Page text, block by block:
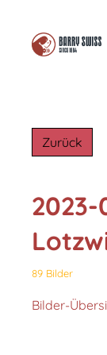
Zurück
89 Bilder
Bilder-